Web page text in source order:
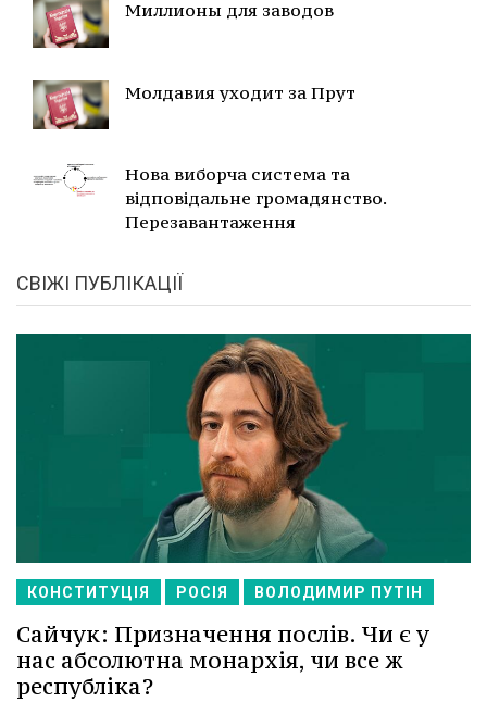
Миллионы для заводов
Молдавия уходит за Прут
Нова виборча система та
відповідальне громадянство.
Перезавантаження
СВІЖІ ПУБЛІКАЦІЇ
КОНСТИТУЦІЯ РОСІЯ ВОЛОДИМИР ПУТІН
Сайчук: Призначення послів. Чи є у
нас абсолютна монархія, чи все ж
республіка?